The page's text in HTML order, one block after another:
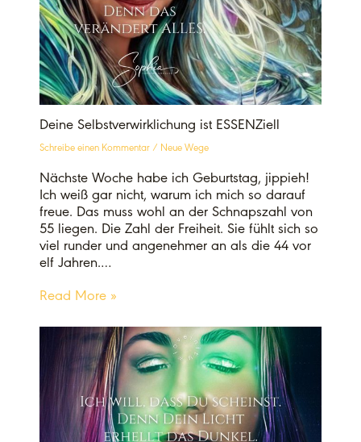
Deine Selbstverwirklichung ist ESSENZiell
Schreibe einen Kommentar / Neue Wege
Nächste Woche habe ich Geburtstag, jippieh!
Ich weiß gar nicht, warum ich mich so darauf
freue. Das muss wohl an der Schnapszahl von
55 liegen. Die Zahl der Freiheit. Sie fühlt sich so
viel runder und angenehmer an als die 44 vor
elf Jahren.…
Read More »